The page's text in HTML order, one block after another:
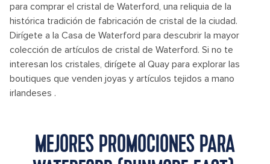
para comprar el cristal de Waterford, una reliquia de la
histórica tradición de fabricación de cristal de la ciudad.
Dirígete a la Casa de Waterford para descubrir la mayor
colección de artículos de cristal de Waterford. Si no te
interesan los cristales, dirígete al Quay para explorar las
boutiques que venden joyas y artículos tejidos a mano
irlandeses .
MEJORES PROMOCIONES PARA